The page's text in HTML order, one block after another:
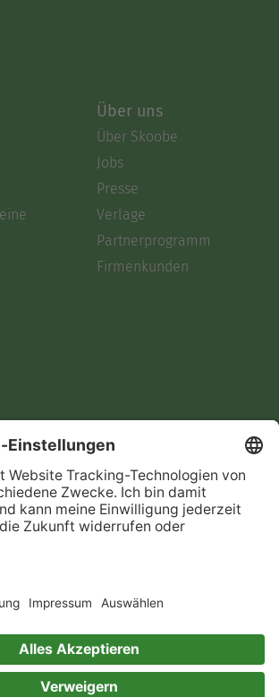
Über uns
Über Skoobe
Jobs
Presse
Verlage
Partnerprogramm
Firmenkunden
Data
ein gutes Buch